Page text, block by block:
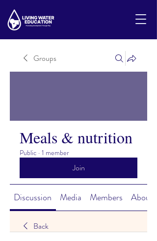
Groups
Meals & nutrition
Public · 1 member
Join
Discussion Media Members About
Back